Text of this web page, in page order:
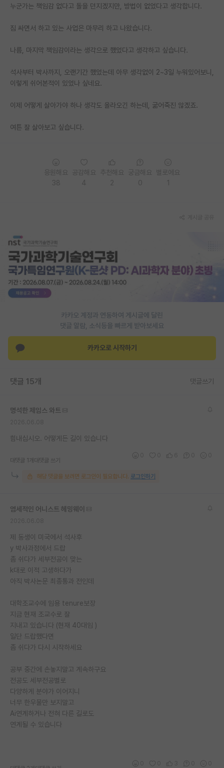
석박사 채용 정보 게시판
임용 정보 게시판
학부 인턴 게시판
취업 게시판
PI 전용 게시판
인문사회 계열 게시판
커리어
유학교육
이벤트
반도체 아카데미
누군가는 책임감 없다고 돌을 던지겠지만, 방법이 없었다고 생각합니다.
짐 싸면서 하고 있는 사업은 마무리 하고 나왔습니다.
나름, 마지막 책임감이라는 생각으로 했었다고 생각하고 싶습니다.
석사부터 박사까지, 오랜기간 했었는데 아무 생각없이 2~3일 누워있어보니,
이렇게 쉬어본적이 있었나 싶네요.
이제 어떻게 살아가야 하나 생각도 올라오긴 하는데, 굶어죽진 않겠죠.
여튼 잘 살아보고 싶습니다.
카카오 계정과 연동하여 게시글에 달린
댓글 알람, 소식등을 빠르게 받아보세요
카카오로 시작하기
댓글 15개 댓글쓰기
명석한 제임스 와트
힘내십시오. 어떻게든 길이 있습니다
대댓글 1개 대댓글 쓰기
해당 댓글을 보려면 로그인이 필요합니다. 로그인하기
염세적인 어니스트 헤밍웨이
제 동생이 미국에서 석사후
y 박사과정에서 드랍
좀 쉬다가 세부전공이 맞는
k대로 이적 고생하다가
아직 박사논문 최종통과 전인데
대학조교수에 임용 tenure보장
지금 현재 조교수로 잘
지내고 있습니다 (현재 40대임 )
일단 드랍했다면
좀 쉬다가 다시 시작하세요
공부 중간에 손놓지말고 계속하구요
전공도 세부전공별로
다양하게 분야가 이어지니
너무 한우물만 보지말고
Ai연계하거나 전혀 다른 길로도
연계될 수 있습니다